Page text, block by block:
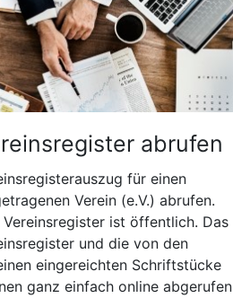
abrufen
für einen
Verein (e.V.) abrufen.
Vereinsregister ist öffentlich. Das
und die von den
eingereichten Schriftstücke
ganz einfach online abgerufen